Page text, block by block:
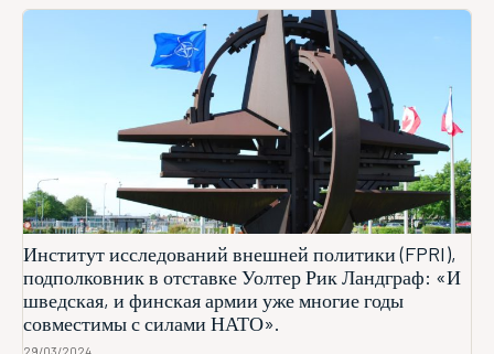
Институт исследований внешней политики (FPRI),
подполковник в отставке Уолтер Рик Ландграф: «И
шведская, и финская армии уже многие годы
совместимы с силами НАТО».